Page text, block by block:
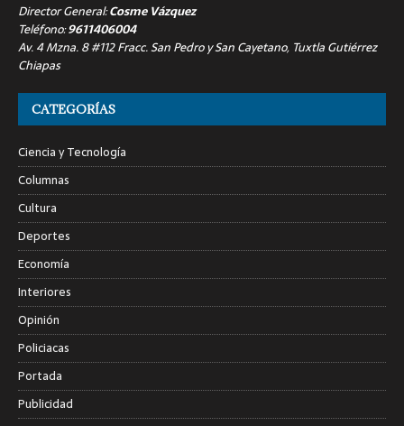
Director General:Cosme Vázquez
Teléfono:9611406004
Av. 4 Mzna. 8 #112 Fracc. San Pedro y San Cayetano, Tuxtla Gutiérrez
Chiapas
CATEGORÍAS
Ciencia y Tecnología
Columnas
Cultura
Deportes
Economía
Interiores
Opinión
Policiacas
Portada
Publicidad